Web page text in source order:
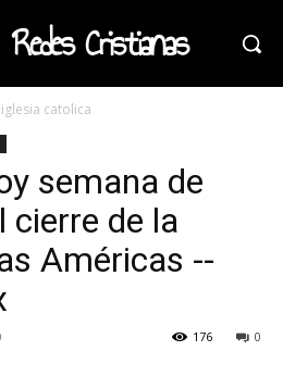
Redes Cristianas
iglesia catolica
semana de
cierre de la
Américas --
0
176